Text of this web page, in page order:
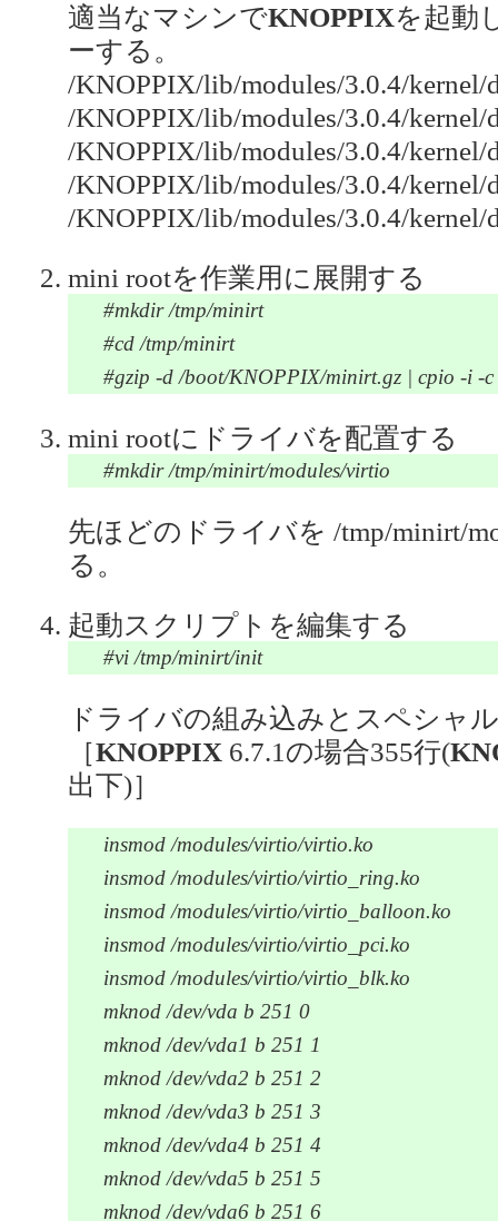
適当なマシンでKNOPPIXを起動
ーする。
/KNOPPIX/lib/modules/3.0.4/
/KNOPPIX/lib/modules/3.0.4/
/KNOPPIX/lib/modules/3.0.4/
/KNOPPIX/lib/modules/3.0.4/
/KNOPPIX/lib/modules/3.0.4/
mini rootを作業用に展開する
#mkdir /tmp/minirt
#cd /tmp/minirt
#gzip -d /boot/KNOPPIX/minirt.gz | cpio -i -c
mini rootにドライバを配置する
#mkdir /tmp/minirt/modules/virtio
先ほどのドライバを /tmp/minirt/
る。
起動スクリプトを編集する
#vi /tmp/minirt/init
ドライバの組み込みとスペシャ
［KNOPPIX 6.7.1の場合355行(
出下)］
insmod /modules/virtio/virtio.ko
insmod /modules/virtio/virtio_ring.ko
insmod /modules/virtio/virtio_balloon.ko
insmod /modules/virtio/virtio_pci.ko
insmod /modules/virtio/virtio_blk.ko
mknod /dev/vda b 251 0
mknod /dev/vda1 b 251 1
mknod /dev/vda2 b 251 2
mknod /dev/vda3 b 251 3
mknod /dev/vda4 b 251 4
mknod /dev/vda5 b 251 5
mknod /dev/vda6 b 251 6